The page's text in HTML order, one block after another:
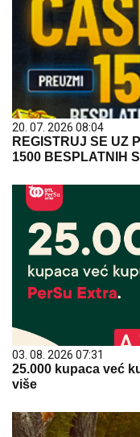
20. 07. 2026 08:04
REGISTRUJ SE UZ
1500 BESPLATNIH
03. 08. 2026 07:31
25.000 kupaca već
više